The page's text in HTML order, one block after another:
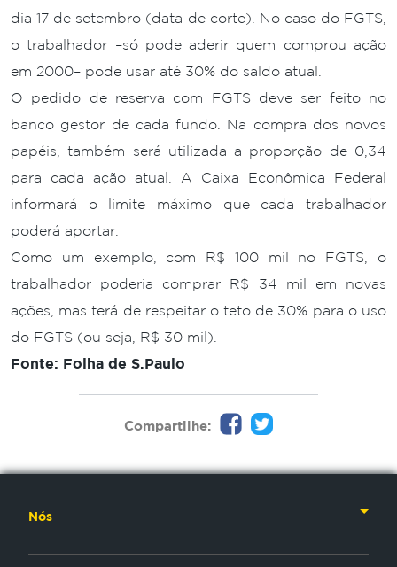
dia 17 de setembro (data de corte). No caso do FGTS,
o trabalhador –só pode aderir quem comprou ação
em 2000– pode usar até 30% do saldo atual.
O pedido de reserva com FGTS deve ser feito no
banco gestor de cada fundo. Na compra dos novos
papéis, também será utilizada a proporção de 0,34
para cada ação atual. A Caixa Econômica Federal
informará o limite máximo que cada trabalhador
poderá aportar.
Como um exemplo, com R$ 100 mil no FGTS, o
trabalhador poderia comprar R$ 34 mil em novas
ações, mas terá de respeitar o teto de 30% para o uso
do FGTS (ou seja, R$ 30 mil).
Fonte: Folha de S.Paulo
Compartilhe:
Nós